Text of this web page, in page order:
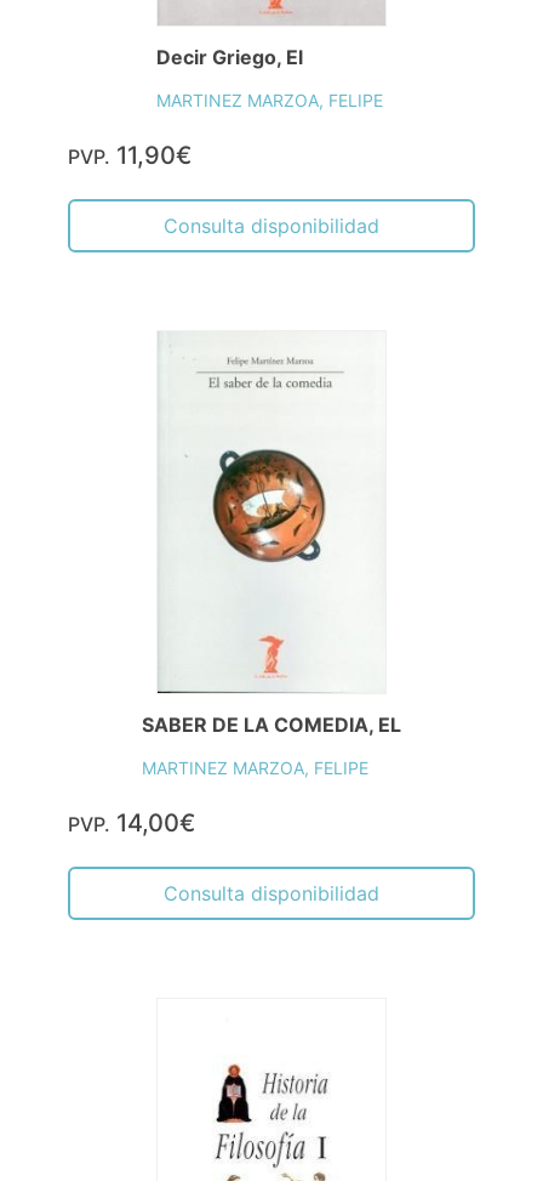
Decir Griego, El
MARTINEZ MARZOA, FELIPE
PVP. 11,90€
Consulta disponibilidad
SABER DE LA COMEDIA, EL
MARTINEZ MARZOA, FELIPE
PVP. 14,00€
Consulta disponibilidad